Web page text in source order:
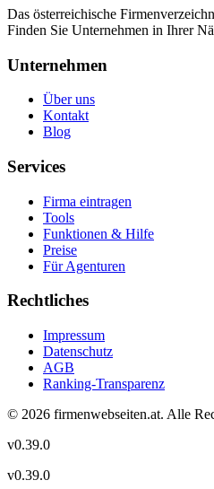
Das österreichische
Finden Sie Unternehmen in Ihrer
Unternehmen
Über uns
Kontakt
Blog
Services
Firma eintragen
Tools
Funktionen & Hilfe
Preise
Für Agenturen
Rechtliches
Impressum
Datenschutz
AGB
Ranking-Transparenz
© 2026 firmenwebseiten.at. Alle
v0.39.0
v0.39.0